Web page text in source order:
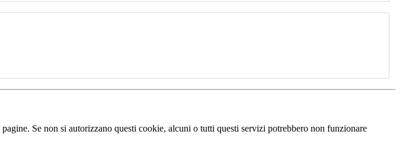
Se non si autorizzano questi cookie, alcuni o tutti questi servizi potrebbero non funzionare